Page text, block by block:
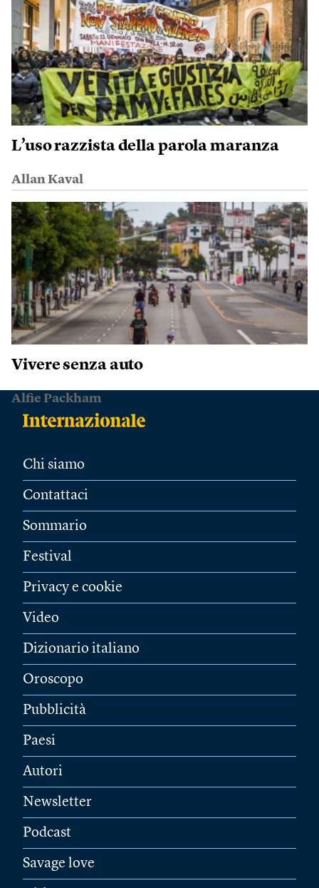
L’uso razzista della parola maranza
Allan Kaval
Vivere senza auto
Alfie Packham
Chi siamo
Contattaci
Sommario
Festival
Privacy e cookie
Video
Dizionario italiano
Oroscopo
Pubblicità
Paesi
Autori
Newsletter
Podcast
Savage love